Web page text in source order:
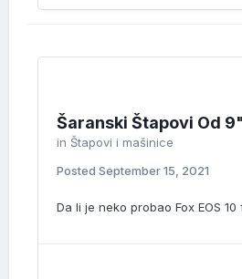
Šaranski Štapovi Od
in Štapovi i mašinice
Posted September 15, 2021
Da li je neko probao Fox EOS 10